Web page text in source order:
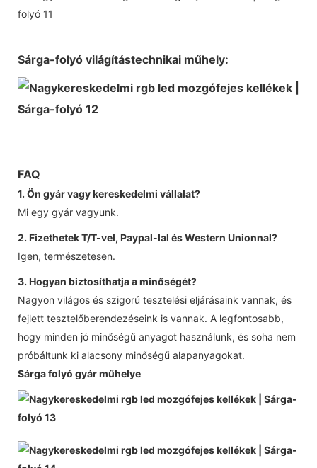
Sárga-folyó világítástechnikai műhely:
FAQ
1. Ön gyár vagy kereskedelmi vállalat?
Mi egy gyár vagyunk.
2. Fizethetek T/T-vel, Paypal-lal és Western Unionnal?
Igen, természetesen.
3. Hogyan biztosíthatja a minőségét?
Nagyon világos és szigorú tesztelési eljárásaink vannak, és
fejlett tesztelőberendezéseink is vannak. A legfontosabb,
hogy minden jó minőségű anyagot használunk, és soha nem
próbáltunk ki alacsony minőségű alapanyagokat.
Sárga folyó gyár műhelye